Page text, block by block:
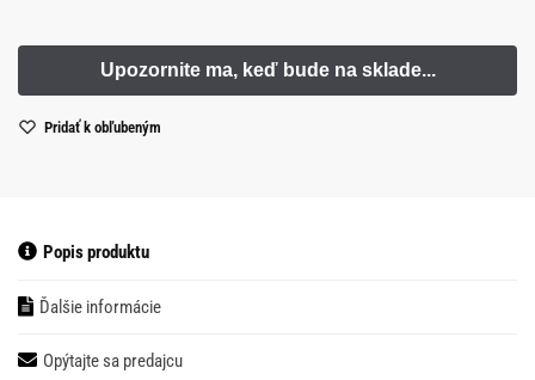
Pridať k obľubeným
Popis produktu
Ďalšie informácie
Opýtajte sa predajcu